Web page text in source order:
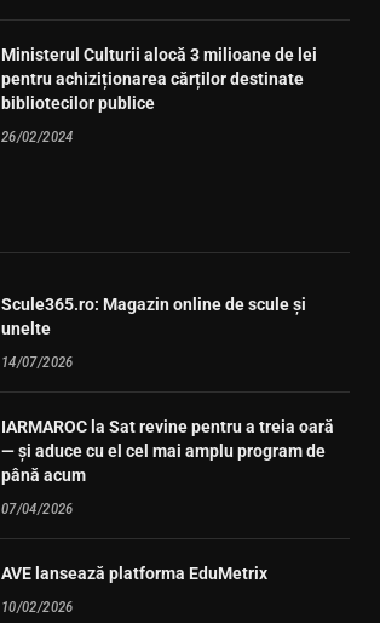
Ministerul Culturii alocă 3 milioane de lei
pentru achiziționarea cărților destinate
bibliotecilor publice
26/02/2024
Scule365.ro: Magazin online de scule și
unelte
14/07/2026
IARMAROC la Sat revine pentru a treia oară
— și aduce cu el cel mai amplu program de
până acum
07/04/2026
AVE lansează platforma EduMetrix
10/02/2026